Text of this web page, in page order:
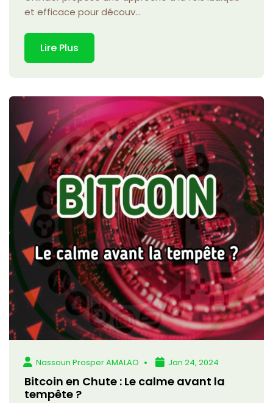
et efficace pour découv...
Lire Plus
Nassoun Prosper AMALAO Jan 24, 2024
Bitcoin en Chute : Le calme avant la
tempête ?